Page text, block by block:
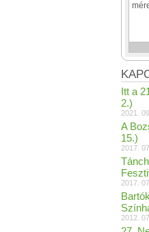
Itt a
2.)
2021.
A
15.)
2017.
2017.
2012.